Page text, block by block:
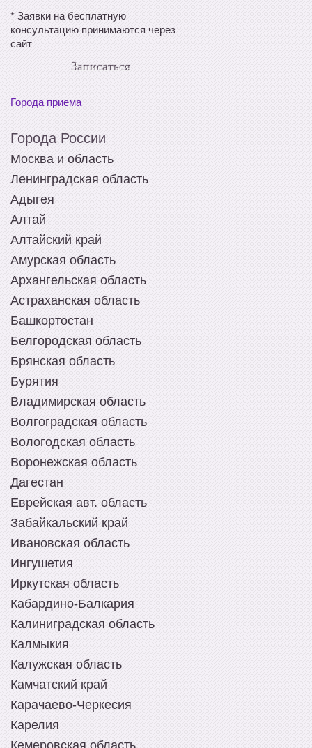
* Заявки на бесплатную
консультацию принимаются через
сайт
Записаться
Города приема
Города России
Москва и область
Ленинградская область
Адыгея
Алтай
Алтайский край
Амурская область
Архангельская область
Астраханская область
Башкортостан
Белгородская область
Брянская область
Бурятия
Владимирская область
Волгоградская область
Вологодская область
Воронежская область
Дагестан
Еврейская авт. область
Забайкальский край
Ивановская область
Ингушетия
Иркутская область
Кабардино-Балкария
Калиниградская область
Калмыкия
Калужская область
Камчатский край
Карачаево-Черкесия
Карелия